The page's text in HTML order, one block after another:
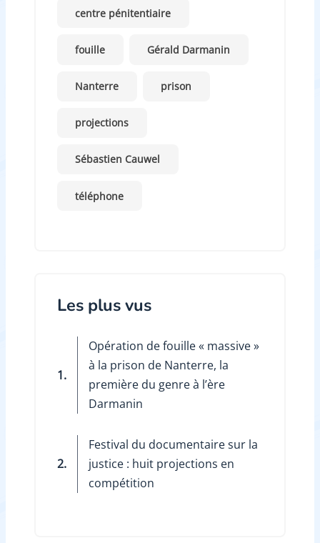
centre pénitentiaire
fouille Gérald Darmanin
Nanterre prison
projections
Sébastien Cauwel
téléphone
Les plus vus
1.
Opération de fouille « massive »
à la prison de Nanterre, la
première du genre à l’ère
Darmanin
2.
Festival du documentaire sur la
justice : huit projections en
compétition